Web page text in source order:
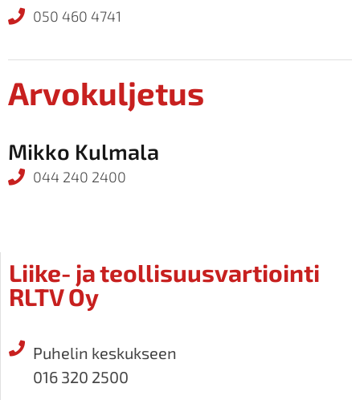
050 460 4741
Arvokuljetus
Mikko Kulmala
044 240 2400
Liike- ja teollisuusvartiointi
RLTV Oy
Puhelin keskukseen
016 320 2500